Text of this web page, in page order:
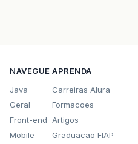
NAVEGUE
Java
Geral
Front-end
Mobile
APRENDA
Carreiras Alura
Formacoes
Artigos
Graduacao FIAP